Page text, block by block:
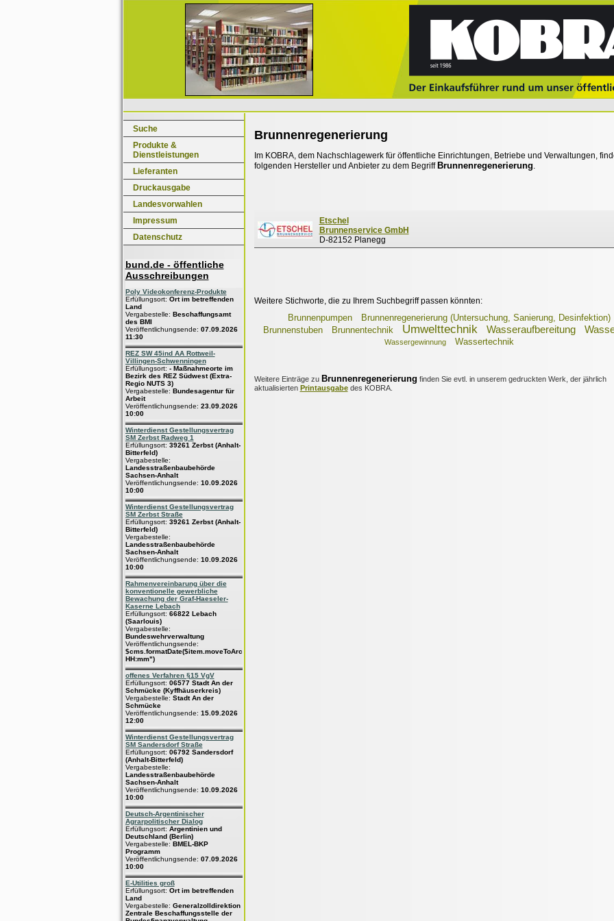
Suche
Produkte &
Dienstleistungen
Lieferanten
Druckausgabe
Landesvorwahlen
Impressum
Datenschutz
bund.de - öffentliche
Ausschreibungen
Poly Videokonferenz-Produkte
Erfüllungsort: Ort im betreffenden
Land
Vergabestelle: Beschaffungsamt
des BMI
Veröffentlichungsende: 07.09.2026
11:30
REZ SW 45ind AA Rottweil-
Villingen-Schwenningen
Erfüllungsort: - Maßnahmeorte im
Bezirk des REZ Südwest (Extra-
Regio NUTS 3)
Vergabestelle: Bundesagentur für
Arbeit
Veröffentlichungsende: 23.09.2026
10:00
Winterdienst Gestellungsvertrag
SM Zerbst Radweg 1
Erfüllungsort: 39261 Zerbst (Anhalt-
Bitterfeld)
Vergabestelle:
Landesstraßenbaubehörde
Sachsen-Anhalt
Veröffentlichungsende: 10.09.2026
10:00
Winterdienst Gestellungsvertrag
SM Zerbst Straße
Erfüllungsort: 39261 Zerbst (Anhalt-
Bitterfeld)
Vergabestelle:
Landesstraßenbaubehörde
Sachsen-Anhalt
Veröffentlichungsende: 10.09.2026
10:00
Rahmenvereinbarung über die
konventionelle gewerbliche
Bewachung der Graf-Haeseler-
Kaserne Lebach
Erfüllungsort: 66822 Lebach
(Saarlouis)
Vergabestelle:
Bundeswehrverwaltung
Veröffentlichungsende:
$cms.formatDate($item.moveToArchive,"dd.MM.yyyy
HH:mm")
offenes Verfahren §15 VgV
Erfüllungsort: 06577 Stadt An der
Schmücke (Kyffhäuserkreis)
Vergabestelle: Stadt An der
Schmücke
Veröffentlichungsende: 15.09.2026
12:00
Winterdienst Gestellungsvertrag
SM Sandersdorf Straße
Erfüllungsort: 06792 Sandersdorf
(Anhalt-Bitterfeld)
Vergabestelle:
Landesstraßenbaubehörde
Sachsen-Anhalt
Veröffentlichungsende: 10.09.2026
10:00
Deutsch-Argentinischer
Agrarpolitischer Dialog
Erfüllungsort: Argentinien und
Deutschland (Berlin)
Vergabestelle: BMEL-BKP
Programm
Veröffentlichungsende: 07.09.2026
10:00
E-Utilities groß
Erfüllungsort: Ort im betreffenden
Land
Vergabestelle: Generalzolldirektion
Zentrale Beschaffungsstelle der
Brunnenregenerierung
Im KOBRA, dem Nachschlagewerk für öffentliche Einrichtungen, Betriebe und Verwaltungen,
folgenden Hersteller und Anbieter zu dem Begriff Brunnenregenerierung.
Etschel
Brunnenservice GmbH
D-82152 Planegg
Weitere Stichworte, die zu Ihrem Suchbegriff passen könnten:
Brunnenpumpen
Brunnenregenerierung (Untersuchung, Sanierung, Desinfektion)
Brunnenstuben
Brunnentechnik Umwelttechnik Wasseraufbereitung
Wassergewinnung Wassertechnik
Weitere Einträge zu Brunnenregenerierung finden Sie evtl. in unserem gedruckten Werk, der jährlich
aktualisierten Printausgabedes KOBRA.